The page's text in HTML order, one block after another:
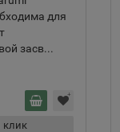
для
засв...
клик